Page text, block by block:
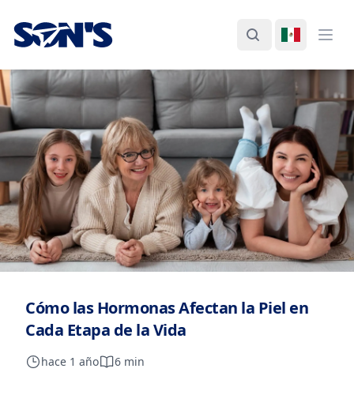
Laboratorios Química Son's
BuscarCambiar
Cómo las Hormonas Afectan la Piel en
Cada Etapa de la Vida
hace 1 año 6 min